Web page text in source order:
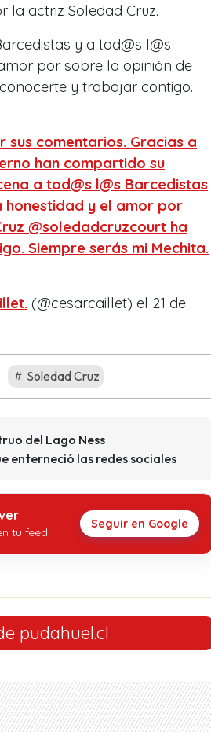
la actriz Soledad Cruz.
y a tod@s l@s
por sobre la opinión de
y trabajar contigo.
comentarios. Gracias a
han compartido su
a tod@s l@s Barcedistas
honestidad y el amor por
@soledadcruzcourt ha
Siempre serás mi Mechita.
(@cesarcaillet) el 21 de
Soledad Cruz
del Lago Ness
enterneció las redes sociales
tu feed.
Seguir en Google
pudahuel.cl